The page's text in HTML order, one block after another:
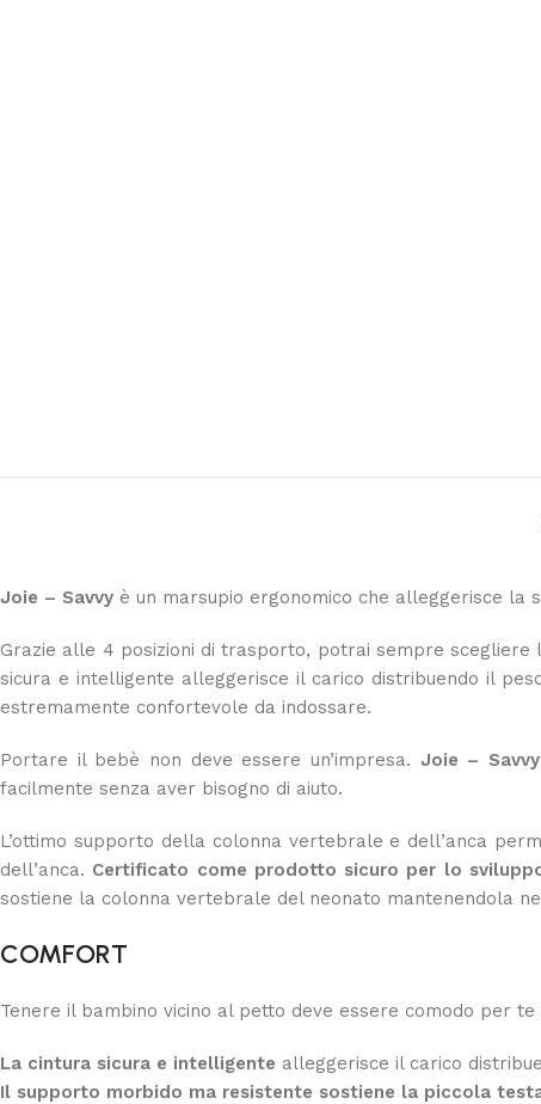
Joie – Savvy è un marsupio ergonomico che alleggerisce la
Grazie alle 4 posizioni di trasporto, potrai sempre
sicura e intelligente alleggerisce il carico distribuendo il
estremamente confortevole da indossare.
Portare il bebè non deve essere un’impresa. Joie – Savvy
facilmente senza aver bisogno di aiuto.
L’ottimo supporto della colonna vertebrale e dell’anca
dell’anca. Certificato come prodotto sicuro per lo
sostiene la colonna vertebrale del neonato mantenendola
COMFORT
Tenere il bambino vicino al petto deve essere comodo per
La cintura sicura e intelligente alleggerisce il carico
Il supporto morbido ma resistente sostiene la piccola